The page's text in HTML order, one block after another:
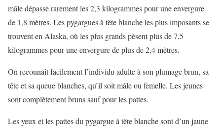
mâle dépasse rarement les 2,3 kilogrammes pour une envergure
de 1,8 mètres. Les pygargues à tête blanche les plus imposants se
trouvent en Alaska, où les plus grands pèsent plus de 7,5
kilogrammes pour une envergure de plus de 2,4 mètres.
On reconnaît facilement l’individu adulte à son plumage brun, sa
tête et sa queue blanches, qu’il soit mâle ou femelle. Les jeunes
sont complètement bruns sauf pour les pattes.
Les yeux et les pattes du pygargue à tête blanche sont d’un jaune